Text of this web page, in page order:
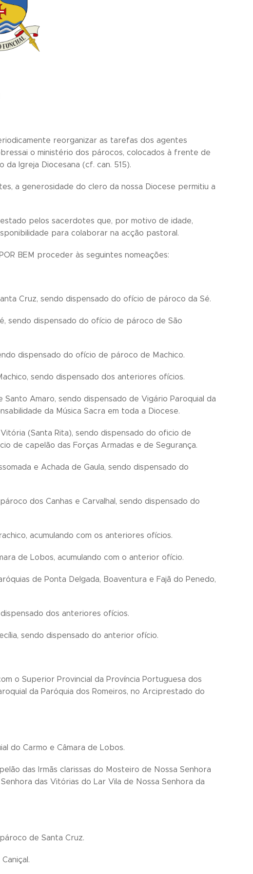
reorganizar as tarefas dos agentes
o ministério dos párocos, colocados à frente de
Igreja Diocesana (cf. can. 515).
a generosidade do clero da nossa Diocese permitiu a
pelos sacerdotes que, por motivo de idade,
para colaborar na acção pastoral.
BEM proceder às seguintes nomeações:
Cruz, sendo dispensado do ofício de pároco da Sé.
sendo dispensado do ofício de pároco de São
dispensado do ofício de pároco de Machico.
sendo dispensado dos anteriores ofícios.
Santo Amaro, sendo dispensado de Vigário Paroquial da
da Música Sacra em toda a Diocese.
(Santa Rita), sendo dispensado do oficio de
de capelão das Forças Armadas e de Segurança.
e Achada de Gaula, sendo dispensado do
dos Canhas e Carvalhal, sendo dispensado do
acumulando com os anteriores ofícios.
de Lobos, acumulando com o anterior ofício.
de Ponta Delgada, Boaventura e Fajã do Penedo,
dos anteriores ofícios.
sendo dispensado do anterior ofício.
o Superior Provincial da Província Portuguesa dos
da Paróquia dos Romeiros, no Arciprestado do
do Carmo e Câmara de Lobos.
das Irmãs clarissas do Mosteiro de Nossa Senhora
das Vitórias do Lar Vila de Nossa Senhora da
de Santa Cruz.